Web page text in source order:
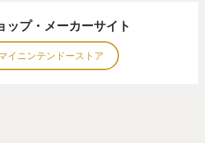
ップ・メーカーサイト
イニンテンドーストア